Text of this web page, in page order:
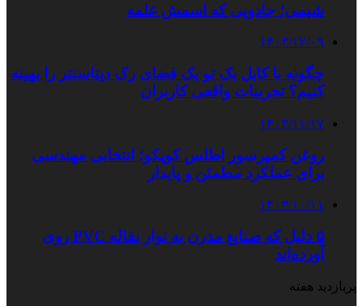
شیمی؛ جادویی که اسمش علمه
۱۴۰۳/۱۲/۰۹
چگونه با کابل بک تو بک فضای رک دیتاسنتر را بهینه
کنیم؟ تجربیات واقعی کاربران
۱۴۰۳/۱۱/۱۷
روغن کمپرسور اطلس کوپکو؛ انتخابی مهندسی
برای عملکرد مطمئن و پایدار
۱۴۰۳/۱۰/۱۱
۵ دلیل که صنایع مدرن به نوار نقاله PVC روی
آورده‌اند
پربازدید هفته